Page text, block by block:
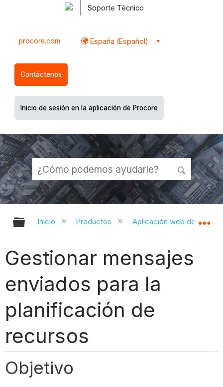
Soporte Técnico
procore.com España (Español)
Contáctenos
Inicio de sesión en la aplicación de Procore
Expandir/contraer jerarquía global
Inicio Productos Aplicación web de
Gestionar mensajes
enviados para la
planificación de
recursos
Objetivo